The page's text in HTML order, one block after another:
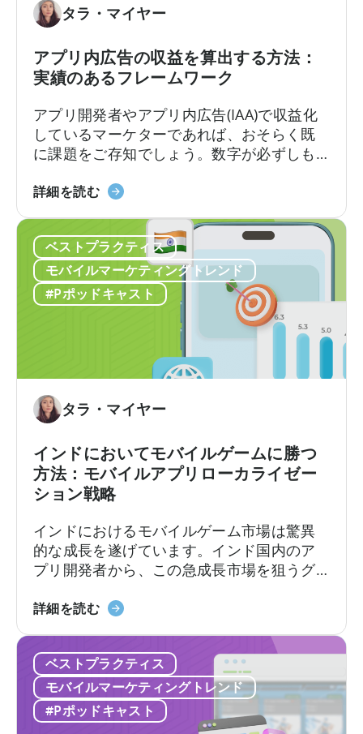
イ
ユ
ー
ザ
ー
獲
得
の
あ
り
方
を
再
定
義
る
由」
つ
い
て
コ
ミ
ク
ス
に
つ
い
収
の
高
い
フ
ゥ・
プ
の
ビ
ジ
ス
モ
デ
ル」
タラ・マイヤー
アプリ内広告の収益を算出する方法：
実績のあるフレームワーク
アプリ開発者やアプリ内広告(IAA)で収益化
しているマーケターであれば、おそらく既
に課題をご存知でしょう。数字が必ずしも
るにはどうすればよいのでしょうか？ある
示されるのに、別のダッシュボードでは4万
8千ドルと表示されるかもしれません。広告
メディエーションプラットフォームは1つの
数字を報告しますが、広告…
詳細を読む「ア
内
広
告
の
方
実
績
あ
る
フ
レ
ー
ム
ワ
ー
ク」
に
つ
い
て
ベストプラクティス
モバイルマーケティングトレンド
#Pポッドキャスト
タラ・マイヤー
インドにおいてモバイルゲームに勝つ
方法：モバイルアプリローカライゼー
ション戦略
インドにおけるモバイルゲーム市場は驚異
的な成長を遂げています。インド国内のア
プリ開発者から、この急成長市場を狙うグ
プリのローカライゼーションと消費者動向
詳細を読む「イ
の
モ
バ
イ
ベストプラクティス
モバイルマーケティングトレンド
#Pポッドキャスト